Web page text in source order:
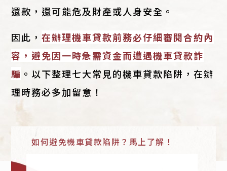
還款，還可能危及財產或人身安全。
因此，在辦理機車貸款前務必仔細審閱合約內
容，避免因一時急需資金而遭遇機車貸款詐
騙 。以下整理七大常見的機車貸款陷阱，在辦
理時務必多加留意！
如何避免機車貸款陷阱？馬上了解！